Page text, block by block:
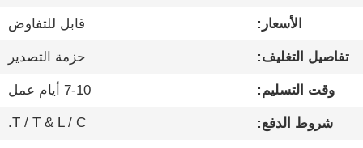
جولة
في
المعمل
الأسعار: قابل للتفاوض
تفاصيل التغليف: حزمة التصدير
وقت التسليم: 7-10 أيام عمل
شروط الدفع: T / T & L / C.